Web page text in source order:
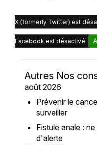
X (formerly Twitter) est
Facebook est désactivé.
Autres Nos
août 2026
Prévenir le
surveiller
Fistule anale :
d'alerte